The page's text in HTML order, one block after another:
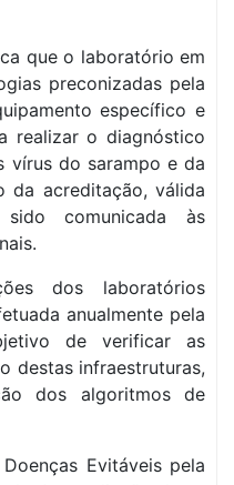
que o laboratório em
preconizadas pela
específico e
realizar o diagnóstico
vírus do sarampo e da
da acreditação, válida
comunicada às
dos laboratórios
anualmente pela
de verificar as
destas infraestruturas,
dos algoritmos de
Evitáveis pela